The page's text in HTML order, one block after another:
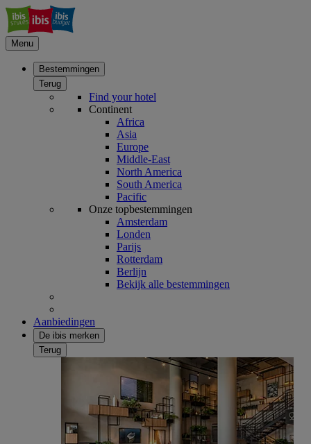
Menu
Bestemmingen
Terug
Find your hotel
Continent
Africa
Asia
Europe
Middle-East
North America
South America
Pacific
Onze topbestemmingen
Amsterdam
Londen
Parijs
Rotterdam
Berlijn
Bekijk alle bestemmingen
Aanbiedingen
De ibis merken
Terug